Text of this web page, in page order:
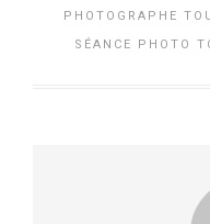
PHOTOGRAPHE
SÉANCE PHOTO